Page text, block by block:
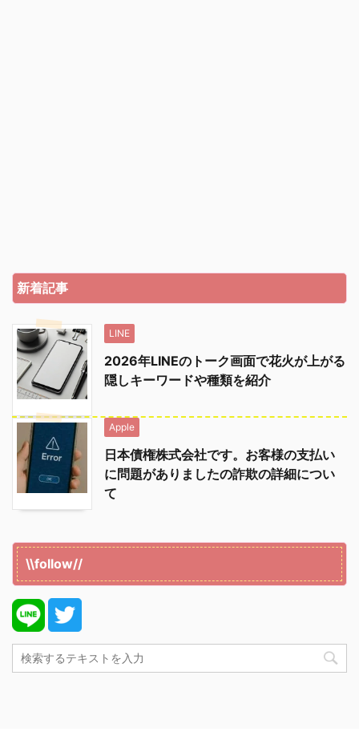
新着記事
LINE
2026年LINEのトーク画面で花火が上がる
隠しキーワードや種類を紹介
Apple
日本債権株式会社です。お客様の支払い
に問題がありましたの詐欺の詳細につい
て
\\follow//